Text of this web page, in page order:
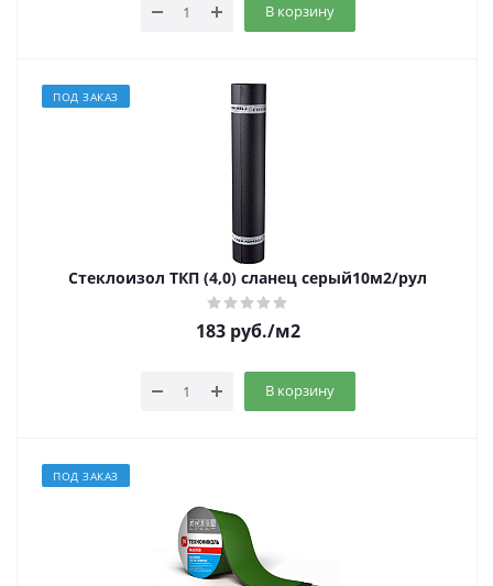
В корзину
ПОД ЗАКАЗ
Стеклоизол ТКП (4,0) сланец серый10м2/рул
183руб./м2
В корзину
ПОД ЗАКАЗ